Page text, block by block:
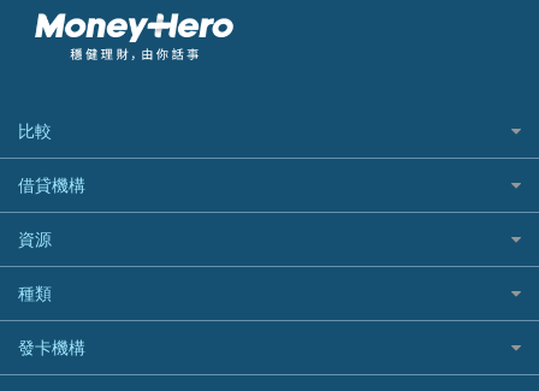
比較
私人貸款比較
稅季/稅務貸款
網上貸款
結餘轉戶(清卡數貸款)
銀行貸款
財務公司貸款
借貸機構
BEA 東亞銀行
BOC 中國銀行
Cashing Pro 優尚信貸
CCB(Asia) 中國建設銀行 (亞洲)
Citibank 花旗銀行
資源
如何申請個人貸款
如何管理個人貸款
個人貸款有用資訊
種類
網購優惠
精選外幣網購信用卡
發卡機構